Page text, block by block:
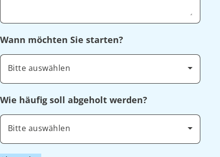
Wann möchten Sie starten?
Bitte auswählen
Wie häufig soll abgeholt werden?
Bitte auswählen